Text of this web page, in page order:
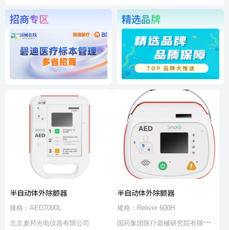
招商专区 精选品牌
半自动体外除颤器
规格：AED7000L
北京麦邦光电仪器有限公司
半自动体外除颤器
规格：Reliver 600H
国药集团医疗器械研究院有限公